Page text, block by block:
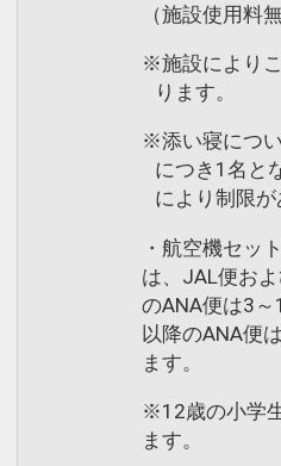
（施設使用料
※施設により
ります。
※添い寝につ
につき1名と
により制限が
・航空機セッ
は、JAL便お
のANA便は3
以降のANA便
ます。
※12歳の小学
ます。